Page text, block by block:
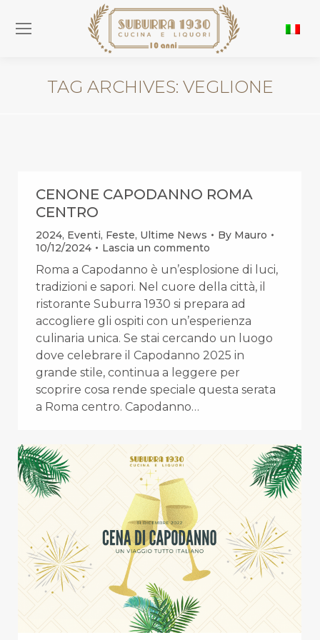
TAG ARCHIVES: VEGLIONE
CENONE CAPODANNO ROMA
CENTRO
2024, Eventi, Feste, Ultime News By Mauro
10/12/2024
Lascia un commento
Roma a Capodanno è un’esplosione di luci,
tradizioni e sapori. Nel cuore della città, il
ristorante Suburra 1930 si prepara ad
accogliere gli ospiti con un’esperienza
culinaria unica. Se stai cercando un luogo
dove celebrare il Capodanno 2025 in
grande stile, continua a leggere per
scoprire cosa rende speciale questa serata
a Roma centro. Capodanno…